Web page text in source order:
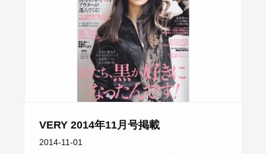
VERY 2014年11月号掲載
2014-11-01